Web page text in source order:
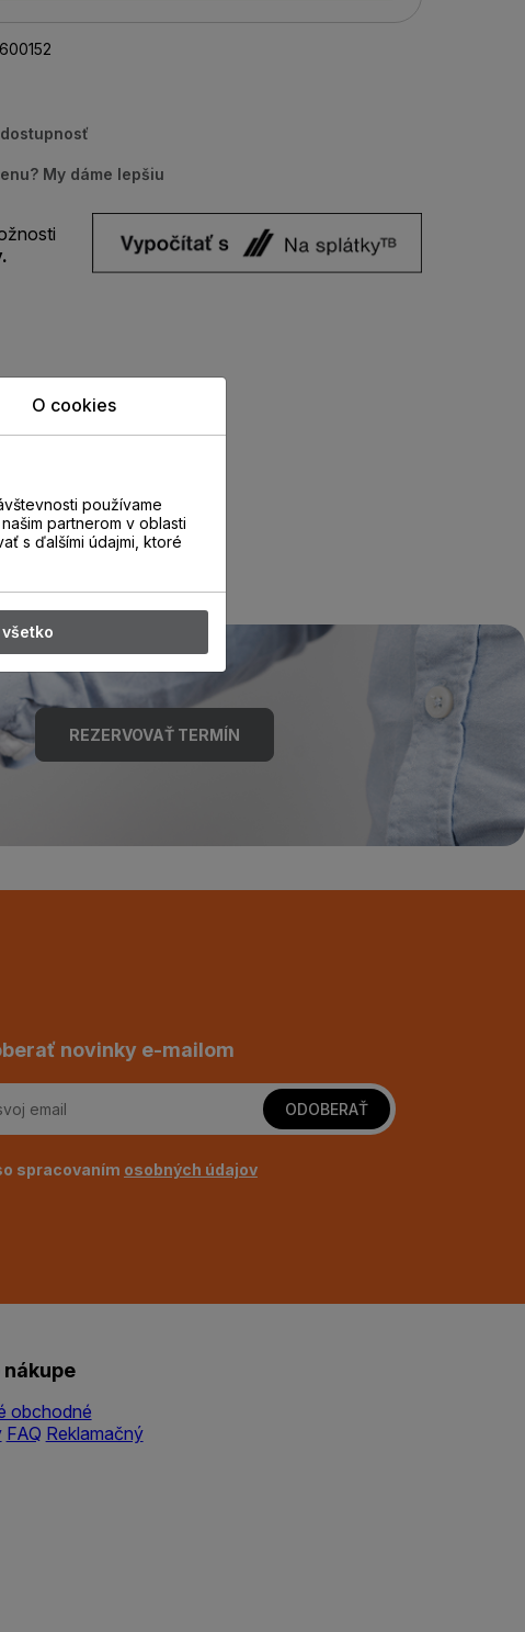
My dáme lepšiu
REZERVOVAŤ TERMÍN
novinky e-mailom
ODOBERAŤ
spracovaním osobných údajov
obchodné
FAQ Reklamačný
O cookies
používame
partnerom v oblasti
s ďalšími údajmi, ktoré